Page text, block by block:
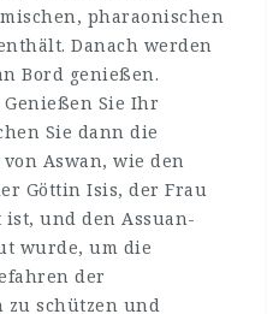
pharaonischen
Danach werden
Bord genießen.
Genießen Sie Ihr
Sie dann die
Aswan, wie den
Göttin Isis, der Frau
und den Assuan-
wurde, um die
der
zu schützen und